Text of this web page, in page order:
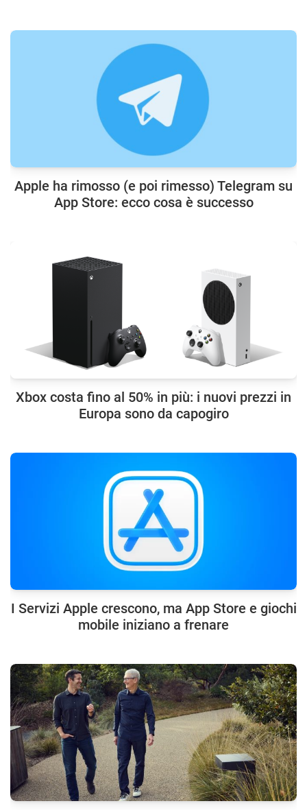
Apple ha rimosso (e poi rimesso) Telegram su
App Store: ecco cosa è successo
Xbox costa fino al 50% in più: i nuovi prezzi in
Europa sono da capogiro
I Servizi Apple crescono, ma App Store e giochi
mobile iniziano a frenare